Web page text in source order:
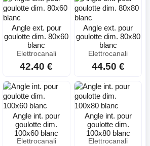
Angle ext. pour
goulotte dim. 80x60
blanc
Elettrocanali
42.40 €
Angle ext. pour
goulotte dim. 80x80
blanc
Elettrocanali
44.50 €
Angle int. pour
goulotte dim.
100x60 blanc
Elettrocanali
Angle int. pour
goulotte dim.
100x80 blanc
Elettrocanali